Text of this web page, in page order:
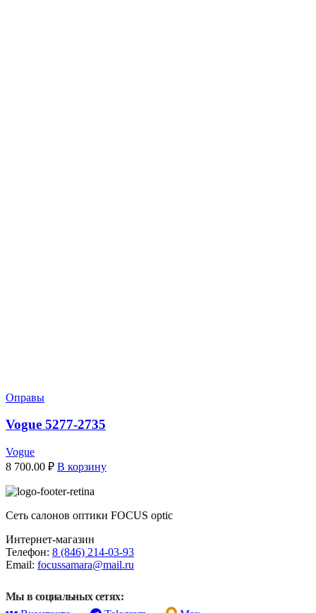
Оправы
Vogue 5277-2735
Vogue
8 700.00 ₽ В корзину
Сеть салонов оптики FOCUS optic
Интернет-магазин
Телефон: 8 (846) 214-03-93
Email: focussamara@mail.ru
Мы в социальных сетях: